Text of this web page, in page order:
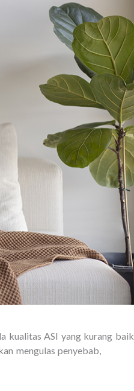
kualitas ASI yang kurang
mengulas penyebab,